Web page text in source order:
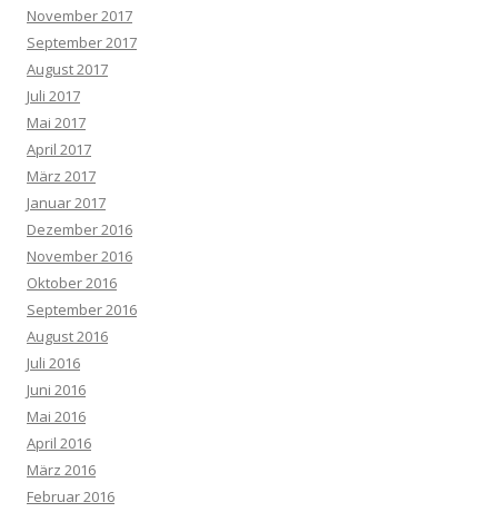
November 2017
September 2017
August 2017
Juli 2017
Mai 2017
April 2017
März 2017
Januar 2017
Dezember 2016
November 2016
Oktober 2016
September 2016
August 2016
Juli 2016
Juni 2016
Mai 2016
April 2016
März 2016
Februar 2016